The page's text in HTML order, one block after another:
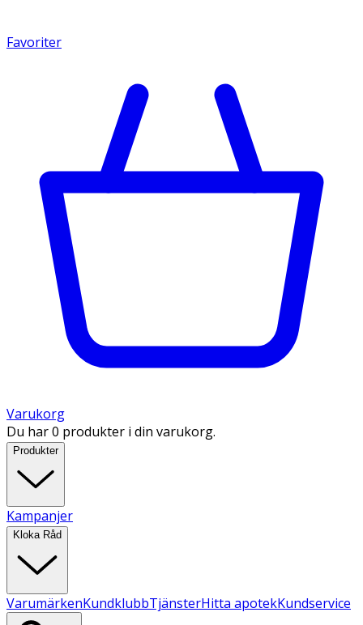
Favoriter
Varukorg
Du har 0 produkter i din varukorg.
Produkter
Kampanjer
Kloka Råd
VarumärkenKundklubbTjänsterHitta apotekKundservice